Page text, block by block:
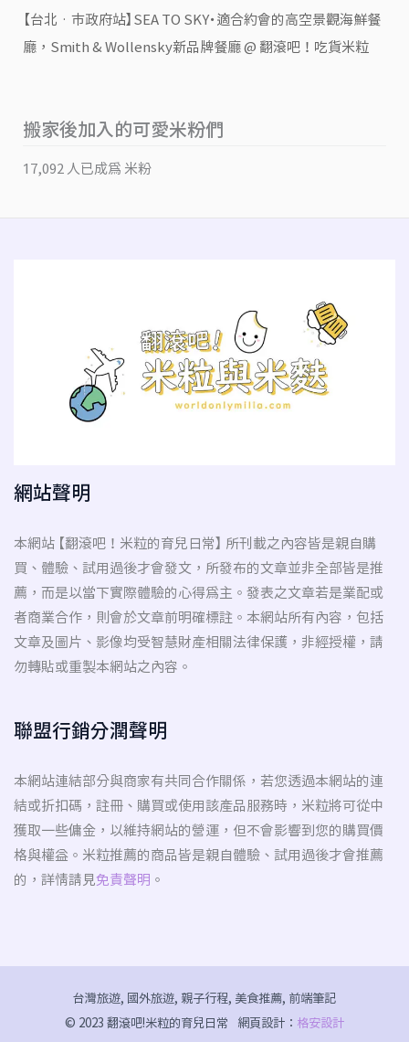
【台北‧市政府站】SEA TO SKY・適合約會的高空景觀海鮮餐
廳，Smith & Wollensky新品牌餐廳 @ 翻滾吧！吃貨米粒
搬家後加入的可愛米粉們
17,092 人已成為 米粉
網站聲明
本網站 【翻滾吧！米粒的育兒日常】 所刊載之內容皆是親自購
買、體驗、試用過後才會發文，所發布的文章並非全部皆是推
薦，而是以當下實際體驗的心得為主。發表之文章若是業配或
者商業合作，則會於文章前明確標註。本網站所有內容，包括
文章及圖片、影像均受智慧財產相關法律保護，非經授權，請
勿轉貼或重製本網站之內容。
聯盟行銷分潤聲明
本網站連結部分與商家有共同合作關係，若您透過本網站的連
結或折扣碼，註冊、購買或使用該產品服務時，米粒將可從中
獲取一些傭金，以維持網站的營運，但不會影響到您的購買價
格與權益。米粒推薦的商品皆是親自體驗、試用過後才會推薦
的，詳情請見 免責聲明 。
台灣旅遊, 國外旅遊, 親子行程, 美食推薦, 前端筆記
© 2023 翻滾吧!米粒的育兒日常
網頁設計： 格安設計